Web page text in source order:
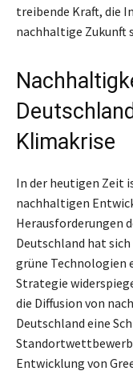
treibende Kraft, die
nachhaltige Zukunft
Klimakrise
In der heutigen Zeit
nachhaltigen
Herausforderungen
Deutschland hat
grüne Technologien
Strategie
die Diffusion von
Deutschland eine
Entwicklung von